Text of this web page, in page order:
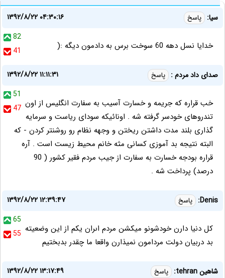
سیا: پاسخ
۱۳۹۲/۸/۲۲ ۰۴:۳۰:۱۶
82
41
خدایا نسل دهه 60 سوخت برس به دادمون دیگه :(
صدای داد مردم : پاسخ
۱۳۹۲/۸/۲۲ ۱۱:۱۱:۳۱
51
47 خب قراره که جریمه و خسارت آسیب به سفارت انگلیس از اون
تندروهای خودسر گرفته شه . اونائیکه سودای ریاست و سرمایه
گذاری بلند مدت داشتن ریختن و وجهه نظام رو روشنتر کردن - که
البته نتیجه بد آموزی کسانی مثه خانم محیط زیست است . آره
قراره بودجه خسارت به سفارت از جیب مردم فقیر کشور ( 90
درصد) پرداخت شه .
Denis: پاسخ
۱۳۹۲/۸/۲۲ ۱۲:۳۹:۴۷
65
55 كل دنيا دارن خودشونو ميكشن مردم اىران يكم از اين وضعيته
بد دربيان دولت مردامون نميذارن واقعا ما چقدر بدبختيم
شاهین tehran: پاسخ
۱۳۹۲/۸/۲۲ ۱۳:۱۷:۴۹